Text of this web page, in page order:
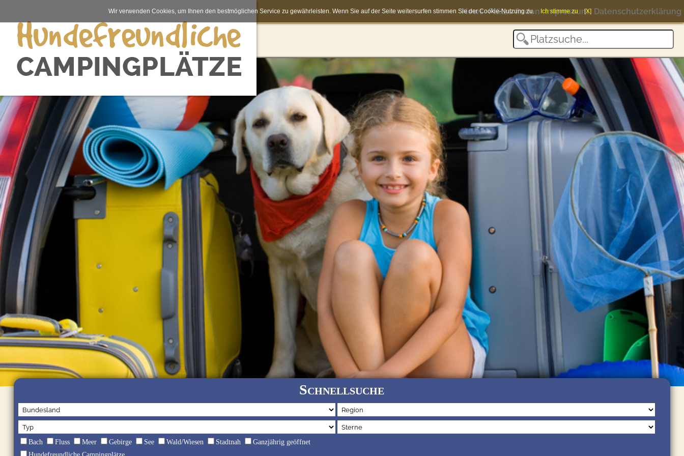
News Plätze finden Impressum Datenschutzerklärung
Schnellsuche
Bach Fluss Meer Gebirge See Wald/Wiesen Stadtnah
Ganzjährig geöffnet
Wir verwenden Cookies, um Ihnen den bestmöglichen Service zu gewährleisten. Wenn Sie auf der Seite weitersurfen stimmen Sie der Cookie-Nutzung zu. Ich stimme zu [X]